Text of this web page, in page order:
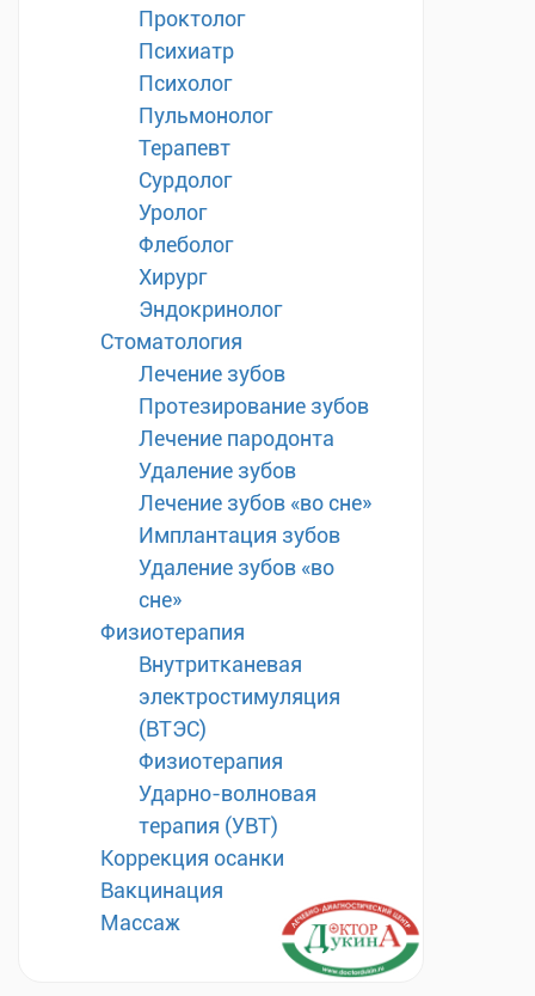
Проктолог
Психиатр
Психолог
Пульмонолог
Терапевт
Сурдолог
Уролог
Флеболог
Хирург
Эндокринолог
Стоматология
Лечение зубов
Протезирование зубов
Лечение пародонта
Удаление зубов
Лечение зубов «во сне»
Имплантация зубов
Удаление зубов «во
сне»
Физиотерапия
Внутритканевая
электростимуляция
(ВТЭС)
Физиотерапия
Ударно-волновая
терапия (УВТ)
Коррекция осанки
Вакцинация
Массаж